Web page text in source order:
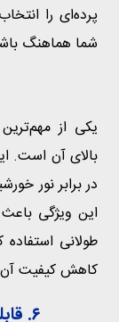
پرده‌ای را
شما هماهنگ
یکی از
بالای آن است.
در برابر نور
این ویژگی
طولانی
کاهش کیفیت آن
۶. قابلیت شستشو و نگهداری آسان